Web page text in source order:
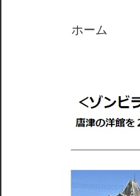
ホーム